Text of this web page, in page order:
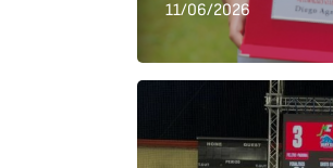
11/06/2026